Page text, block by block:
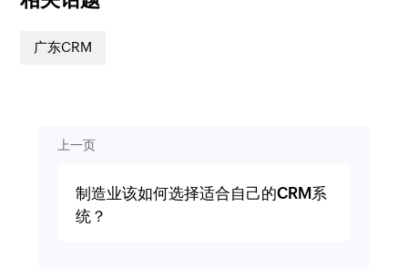
广东CRM
上一页
制造业该如何选择适合自己的CRM系
统？